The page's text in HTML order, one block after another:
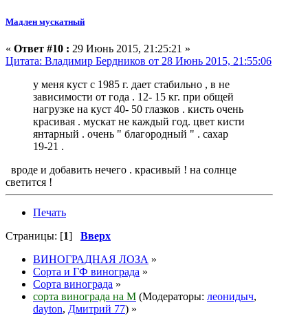
Мадлен мускатный
« Ответ #10 : 29 Июнь 2015, 21:25:21 »
Цитата: Владимир Бердников от 28 Июнь 2015, 21:55:06
у меня куст с 1985 г. дает стабильно , в не
зависимости от года . 12- 15 кг. при общей
нагрузке на куст 40- 50 глазков . кисть очень
красивая . мускат не каждый год. цвет кисти
янтарный . очень " благородный " . сахар
19-21 .
вроде и добавить нечего . красивый ! на солнце
светится !
Печать
Страницы: [1] Вверх
ВИНОГРАДНАЯ ЛОЗА »
Сорта и ГФ винограда »
Сорта винограда »
сорта винограда на М (Модераторы: леонидыч,
dayton, Дмитрий 77) »